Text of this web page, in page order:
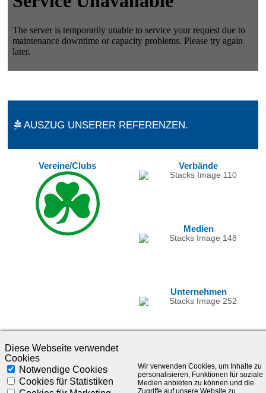
AUSZUG UNSERER REFERENZEN.
Vereine/Clubs Verbände
Medien
Unternehmen
Diese Webseite verwendet
Cookies
Notwendige Cookies
Cookies für Statistiken
Wir verwenden Cookies, um Inhalte zu
personalisieren, Funktionen für soziale
Medien anbieten zu können und die
Zugriffe auf unsere Website zu